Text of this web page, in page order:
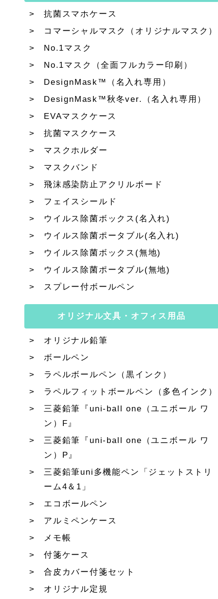
抗菌スマホケース
コマーシャルマスク（オリジナルマスク）
No.1マスク
No.1マスク（全面フルカラー印刷）
DesignMask™（名入れ専用）
DesignMask™秋冬ver.（名入れ専用）
EVAマスクケース
抗菌マスクケース
マスクホルダー
マスクバンド
飛沫感染防止アクリルボード
フェイスシールド
ウイルス除菌ボックス(名入れ)
ウイルス除菌ポータブル(名入れ)
ウイルス除菌ボックス(無地)
ウイルス除菌ポータブル(無地)
スプレー付ボールペン
オリジナル文具・オフィス用品
オリジナル鉛筆
ボールペン
ラペルボールペン（黒インク）
ラペルフィットボールペン（多色インク）
三菱鉛筆『uni-ball one（ユニボール ワ
ン）F』
三菱鉛筆『uni-ball one（ユニボール ワ
ン）P』
三菱鉛筆uni多機能ペン「ジェットストリ
ーム4＆1」
エコボールペン
アルミペンケース
メモ帳
付箋ケース
合皮カバー付箋セット
オリジナル定規